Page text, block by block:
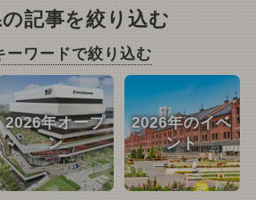
記事を絞り込む
ーワードで絞り込む
2026年オープ
ン
2026年のイベ
ント